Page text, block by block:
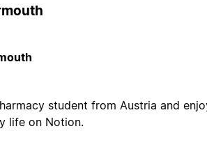
student from Austria and
life on Notion.